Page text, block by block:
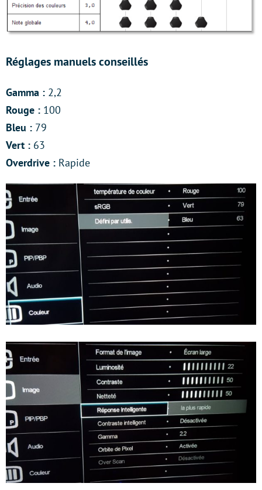
Réglages manuels conseillés
Gamma : 2,2
Rouge : 100
Bleu : 79
Vert : 63
Overdrive : Rapide